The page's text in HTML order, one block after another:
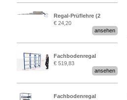
Regal-Prüflehre (2
Stück)
€ 24,20
ansehen
Fachbodenregal
Stecksystem MultiPlus
2,25 Meter breit
€ 519,83
ansehen
Fachbodenregal